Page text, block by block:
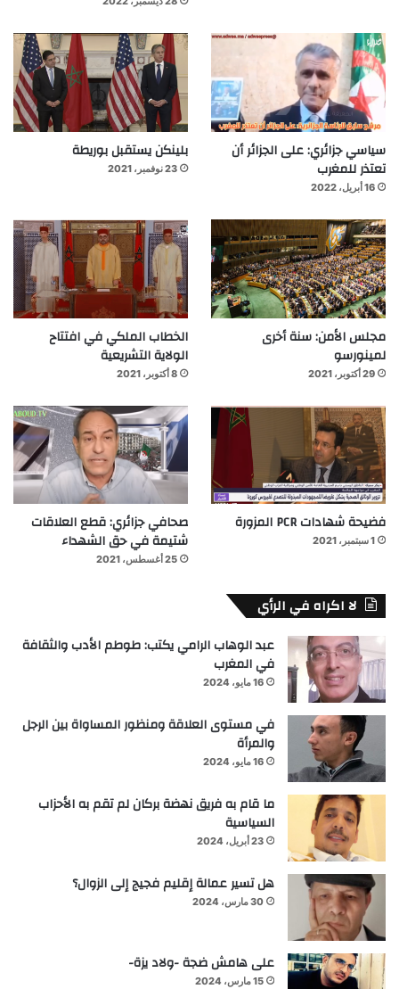
سياسي جزائري: على الجزائر أن
تعتذر للمغرب
16 أبريل، 2022
بلينكن يستقبل بوريطة
23 نوفمبر، 2021
مجلس الأمن: سنة أخرى
لمينورسو
29 أكتوبر، 2021
الخطاب الملكي في افتتاح
الولاية التشريعية
8 أكتوبر، 2021
فضيحة شهادات PCR المزورة
1 سبتمبر، 2021
صحافي جزائري: قطع العلاقات
شتيمة في حق الشهداء
25 أغسطس، 2021
لا اكراه في الرأي
عبد الوهاب الرامي يكتب: طوطم الأدب والثقافة
في المغرب
16 مايو، 2024
في مستوى العلاقة ومنظور المساواة بين الرجل
والمرأة
16 مايو، 2024
ما قام به فريق نهضة بركان لم تقم به الأحزاب
السياسية
23 أبريل، 2024
هل تسير عمالة إقليم فجيج إلى الزوال؟
30 مارس، 2024
على هامش ضجة -ولاد يزة-
15 مارس، 2024